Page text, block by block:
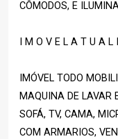
CÔMODOS, E
I M O V E L A T U A
IMÓVEL TODO
MAQUINA DE LAVAR
SOFÁ, TV, CAMA,
COM ARMARIOS,